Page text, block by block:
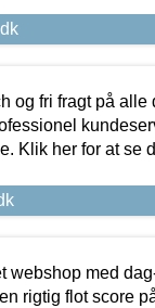
og fri fragt på alle
Klik her for at se
webshop med
rigtig flot score